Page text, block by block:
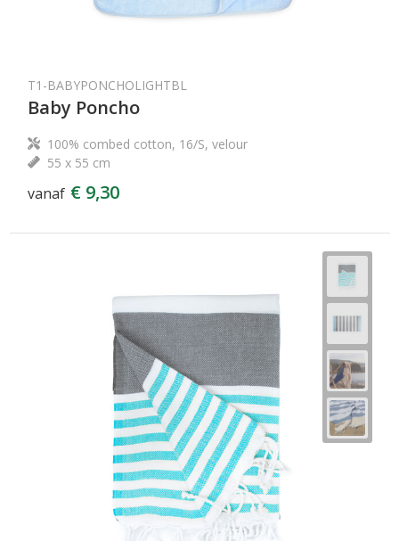
T1-BABYPONCHOLIGHTBL
Baby Poncho
100% combed cotton, 16/S, velour
55 x 55 cm
vanaf € 9,30